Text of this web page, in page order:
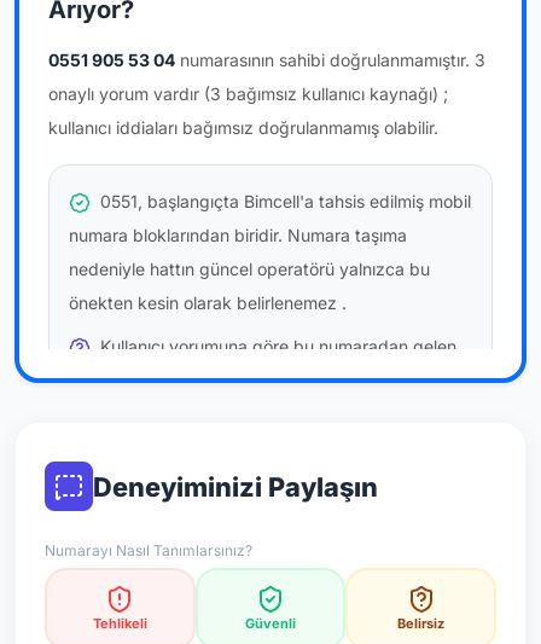
Arıyor?
0551 905 53 04 numarasının sahibi doğrulanmamıştır. 3
onaylı yorum vardır (3 bağımsız kullanıcı kaynağı) ;
kullanıcı iddiaları bağımsız doğrulanmamış olabilir.
0551, başlangıçta Bimcell'a tahsis edilmiş mobil
numara bloklarından biridir. Numara taşıma
nedeniyle hattın güncel operatörü yalnızca bu
önekten kesin olarak belirlenemez .
Kullanıcı yorumuna göre bu numaradan gelen
çağrılaratemkinli yaklaşmanızönerilir; bu bir site
resmi doğrulama niteliği taşımaz.
*Not: Değerlendirmeler onaylı kullanıcı yorumlarına göre
güncellenir.
Deneyiminizi Paylaşın
Numarayı Nasıl Tanımlarsınız?
Tehlikeli Güvenli Belirsiz